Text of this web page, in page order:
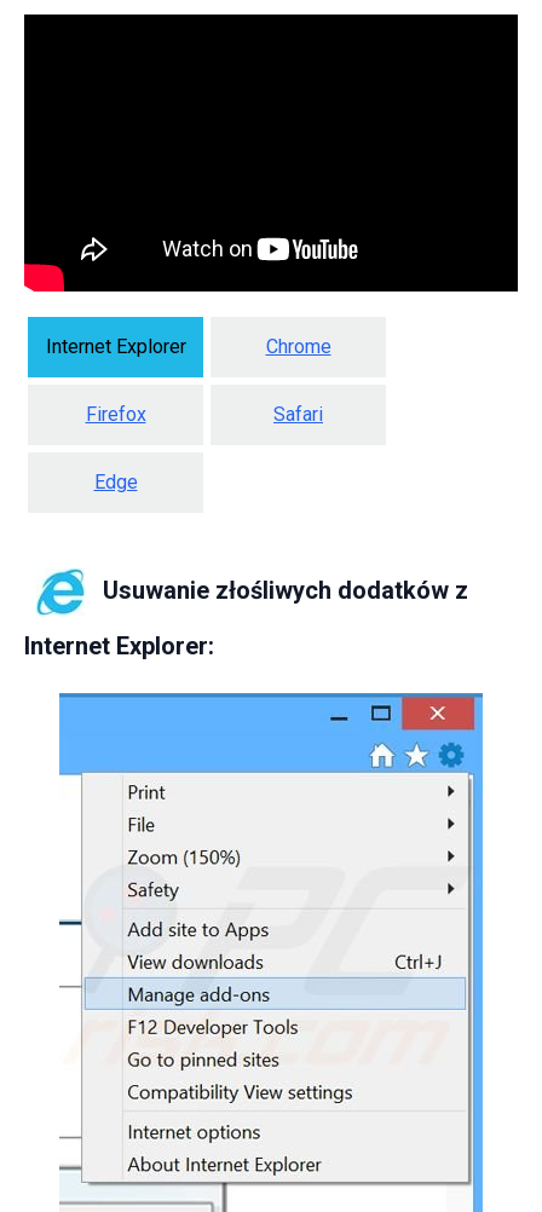
Internet Explorer Chrome
Firefox Safari
Edge
Usuwanie złośliwych dodatków z
Internet Explorer: